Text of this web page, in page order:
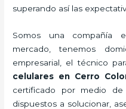
superando así las
Somos una compañía
mercado, tenemos
empresarial, el técnico
celulares en Cerro
certificado por medio de
dispuestos a solucionar,